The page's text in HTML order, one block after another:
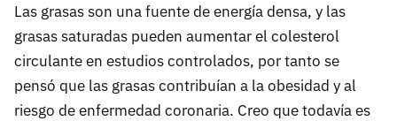
Las grasas son una fuente de energía densa, y las
grasas saturadas pueden aumentar el colesterol
circulante en estudios controlados, por tanto se
pensó que las grasas contribuían a la obesidad y al
riesgo de enfermedad coronaria. Creo que todavía es